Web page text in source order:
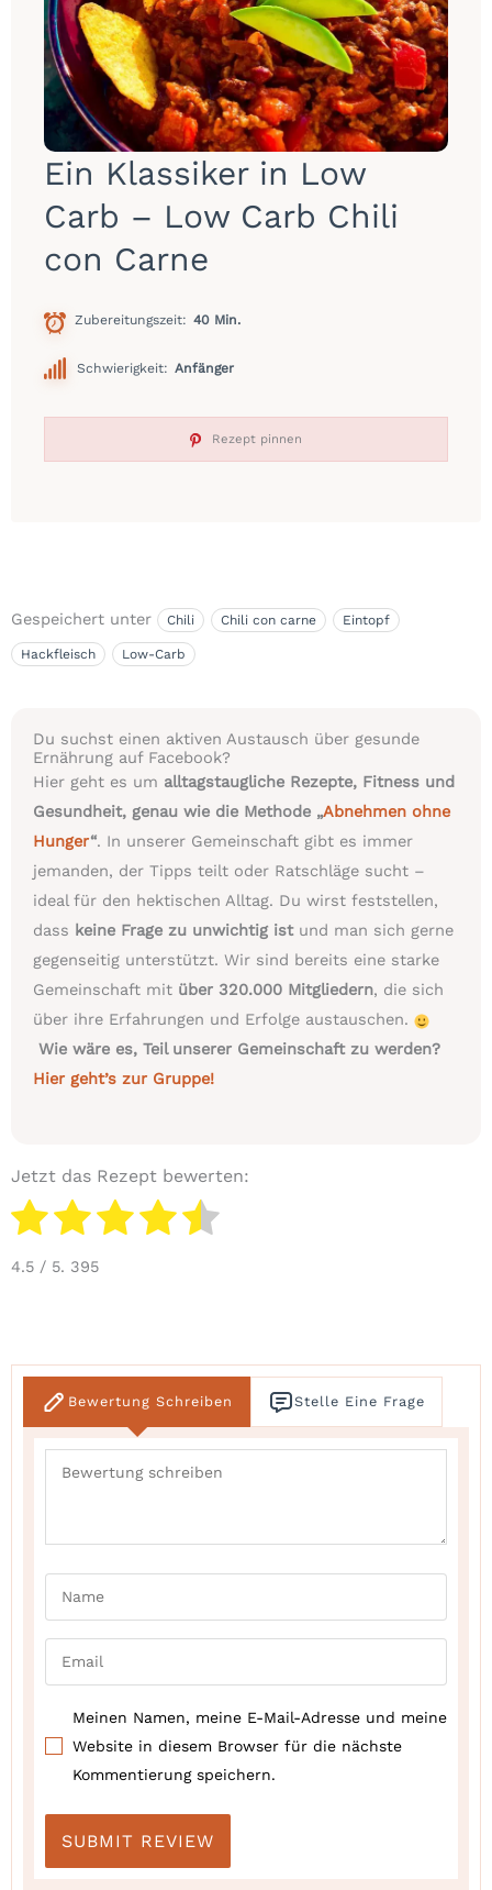
Ein Klassiker in Low
Carb – Low Carb Chili
con Carne
Zubereitungszeit 40 Min.
Schwierigkeit: Anfänger
Rezept pinnen
Gespeichert unter Chili Chili con carne Eintopf
Hackfleisch Low-Carb
Du suchst einen aktiven Austausch über gesunde
Ernährung auf Facebook?
Hier geht es um alltagstaugliche Rezepte, Fitness und
Gesundheit, genau wie die Methode „Abnehmen ohne
Hunger“. In unserer Gemeinschaft gibt es immer
jemanden, der Tipps teilt oder Ratschläge sucht –
ideal für den hektischen Alltag. Du wirst feststellen,
dass keine Frage zu unwichtig istund man sich gerne
gegenseitig unterstützt. Wir sind bereits eine starke
Gemeinschaft mit über 320.000 Mitgliedern, die sich
über ihre Erfahrungen und Erfolge austauschen.
Wie wäre es, Teil unserer Gemeinschaft zu werden?
Hier geht’s zur Gruppe!
Jetzt das Rezept bewerten:
4.5 / 5. 395
Bewertung Schreiben Stelle Eine Frage
Meinen Namen, meine E-Mail-Adresse und meine
Website in diesem Browser für die nächste
Kommentierung speichern.